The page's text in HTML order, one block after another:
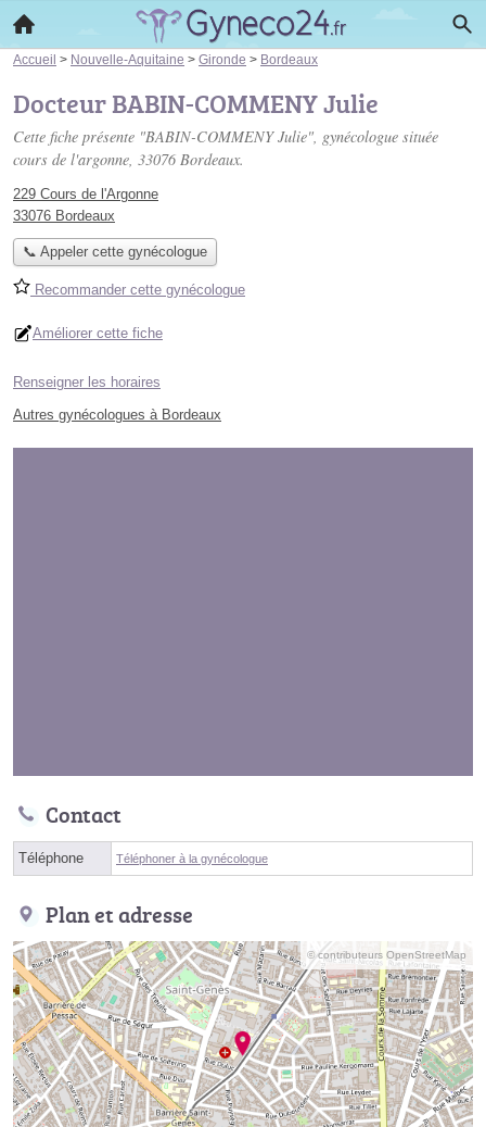
Accueil > Nouvelle-Aquitaine > Gironde > Bordeaux
Docteur BABIN-COMMENY Julie
Cette fiche présente "BABIN-COMMENY Julie", gynécologue située
cours de l'argonne, 33076 Bordeaux.
229 Cours de l'Argonne
33076 Bordeaux
📞 Appeler cette gynécologue
Recommander cette gynécologue
Améliorer cette fiche
Renseigner les horaires
Autres gynécologues à Bordeaux
Contact
Téléphone Téléphoner à la gynécologue
Plan et adresse
© contributeurs OpenStreetMap